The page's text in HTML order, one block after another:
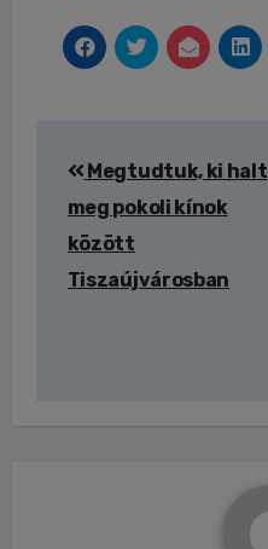
navigáció
Megtudtuk, ki halt
meg pokoli kínok
között
Tiszaújvárosban